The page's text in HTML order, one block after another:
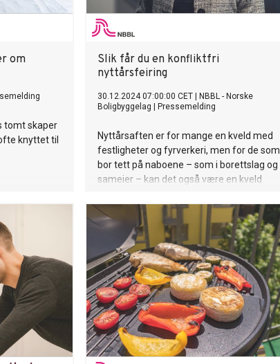
om
tomt skaper
knyttet til
Slik får du en konfliktfri
nyttårsfeiring
30.12.2024 07:00:00 CET
NBBL - Norske
Boligbyggelag
Pressemelding
Nyttårsaften er for mange en kveld med
festligheter og fyrverkeri, men for de som
bor tett på naboene – som i borettslag og
sameier – kan det også være en kveld
naboen. Derfor det viktig å være
oppmerksom på hvilke lover, regler og
hensyn som gjelder på en slik kveld!